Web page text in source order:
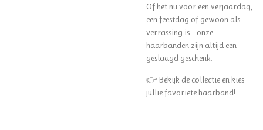
Of het nu voor een verjaardag,
een feestdag of gewoon als
verrassing is – onze
haarbanden zijn altijd een
geslaagd geschenk.
👉 Bekijk de collectie en kies
jullie favoriete haarband!